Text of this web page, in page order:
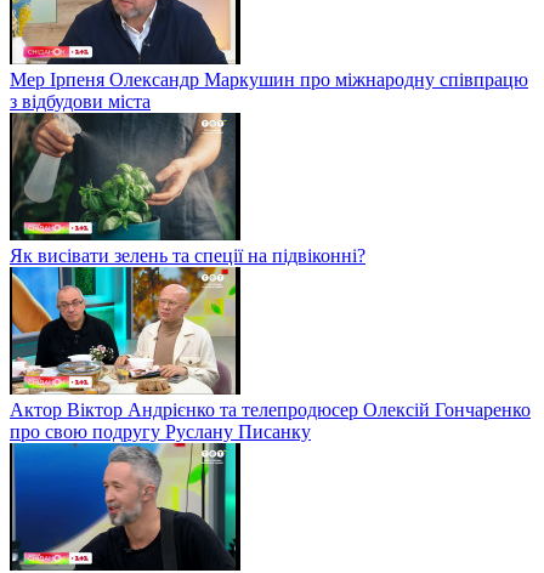
Мер Ірпеня Олександр Маркушин про міжнародну співпрацю
з відбудови міста
Як висівати зелень та спеції на підвіконні?
Актор Віктор Андрієнко та телепродюсер Олексій Гончаренко
про свою подругу Руслану Писанку